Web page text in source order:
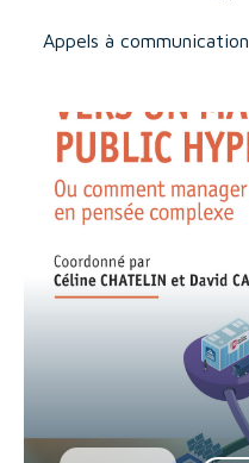
Appels à communication